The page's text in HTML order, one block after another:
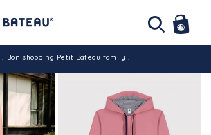
! Bon shopping Petit Bateau family !
est assurée partout en Tunisie !